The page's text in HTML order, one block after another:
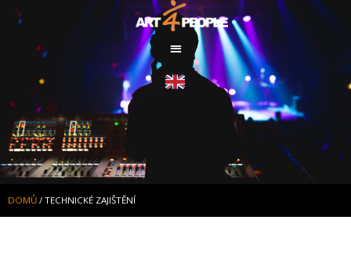
Přeskočit
DOMŮ / TECHNICKÉ ZAJIŠTĚNÍ